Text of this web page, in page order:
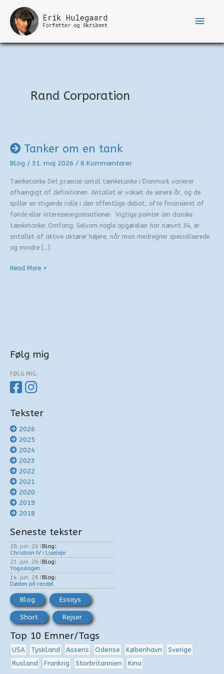
indholdet
Rand Corporation
Tanker om en tank
Blog / 31. maj 2026 / 8 Kommentarer
Tænketanke Det præcise antal tænketanke i Danmark varierer
afhængigt af definitionen. Antallet er vokset de senere år, og de
spiller en stigende rolle i den offentlige debat, ofte finansieret af
fonde eller interesseorganisationer. Vigtige pointer om danske
tænketanke: Omfang: Selvom nogle opgørelser har nævnt 34, er
antallet af aktive aktører højere, når man medregner specialiserede
og mindre […]
Tanker
Read More »
Følg mig
FØLG MIG:
Tekster
2026
2025
2024
2023
2022
2021
2020
2019
2018
Seneste tekster
28. jun. 26 (Blog)
Christian IV i Liseleje
21. jun. 26 (Blog)
Yogadagen
14. jun. 26 (Blog)
Døden på recept
Blog Essays
Short Rejser
Top 10 Emner/Tags
USA Tyskland Assens Odense København
Sverige
Rusland
Frankrig Storbritannien Kina